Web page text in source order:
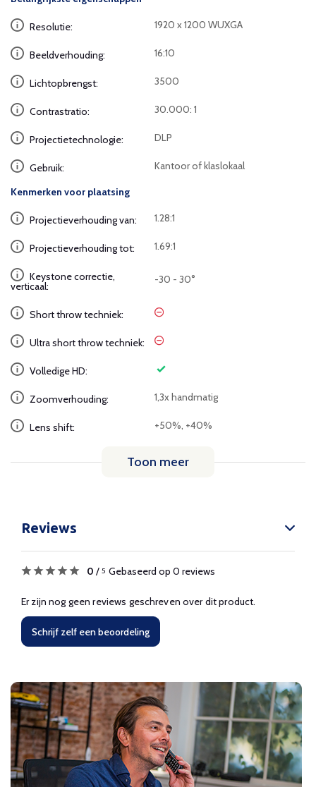
Resolutie: 1920 x 1200 WUXGA
Beeldverhouding: 16:10
Lichtopbrengst: 3500
Contrastratio: 30.000: 1
Projectietechnologie: DLP
Gebruik: Kantoor of klaslokaal
Kenmerken voor plaatsing
Projectieverhouding van: 1.28:1
Projectieverhouding tot: 1.69:1
Keystone correctie,
verticaal:
-30 - 30°
Short throw techniek:
Ultra short throw techniek:
Volledige HD:
Zoomverhouding: 1,3x handmatig
Lens shift: +50%, +40%
Toon meer
Reviews
0 / 5 Gebaseerd op 0 reviews
Er zijn nog geen reviews geschreven over dit product.
Schrijf zelf een beoordeling